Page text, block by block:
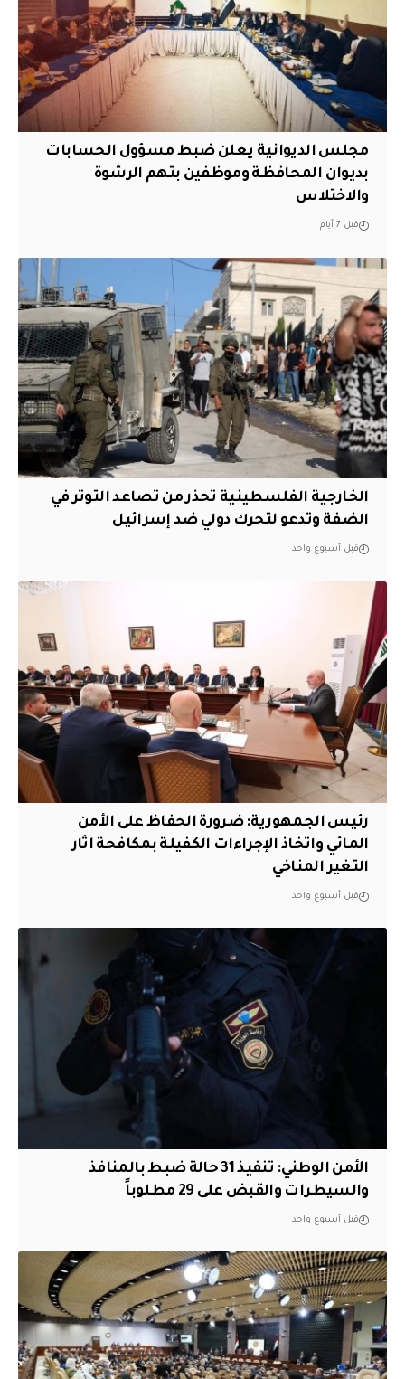
مجلس الديوانية يعلن ضبط مسؤول الحسابات
بديوان المحافظة وموظفين بتهم الرشوة
والاختلاس
قبل 7 أيام
الخارجية الفلسطينية تحذر من تصاعد التوتر في
الضفة وتدعو لتحرك دولي ضد إسرائيل
قبل أسبوع واحد
رئيس الجمهورية: ضرورة الحفاظ على الأمن
المائي واتخاذ الإجراءات الكفيلة بمكافحة آثار
التغير المناخي
قبل أسبوع واحد
الأمن الوطني: تنفيذ 31 حالة ضبط بالمنافذ
والسيطرات والقبض على 29 مطلوباً
قبل أسبوع واحد